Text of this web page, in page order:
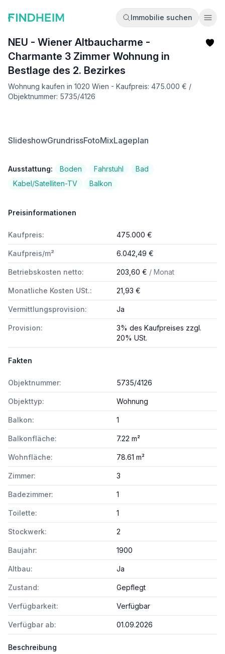
Immobilie suchen
NEU - Wiener Altbaucharme -
Charmante 3 Zimmer Wohnung in
Bestlage des 2. Bezirkes
Wohnung kaufen in 1020 Wien - Kaufpreis: 475.000 € /
Objektnummer: 5735/4126
SlideshowGrundrissFotoMixLageplan
Ausstattung: Boden Fahrstuhl
Bad
Kabel/Satelliten-TV
Balkon
Preisinformationen
Kaufpreis: 475.000 €
Kaufpreis/m² 6.042,49 €
Betriebskosten netto: 203,60 € / Monat
Monatliche Kosten USt.: 21,93 €
Vermittlungsprovision: Ja
Provision:
3% des Kaufpreises zzgl.
20% USt.
Fakten
Objektnummer: 5735/4126
Objekttyp: Wohnung
Balkon: 1
Balkonfläche: 7.22 m²
Wohnfläche: 78.61 m²
Zimmer: 3
Badezimmer: 1
Toilette: 1
Stockwerk: 2
Baujahr: 1900
Altbau: Ja
Zustand: Gepflegt
Verfügbarkeit: Verfügbar
Verfügbar ab: 01.09.2026
Beschreibung